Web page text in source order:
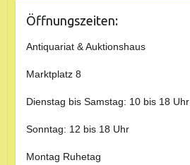
Öffnungszeiten:
Antiquariat & Auktionshaus
Marktplatz 8
Dienstag bis Samstag: 10 bis 18 Uhr
Sonntag: 12 bis 18 Uhr
Montag Ruhetag